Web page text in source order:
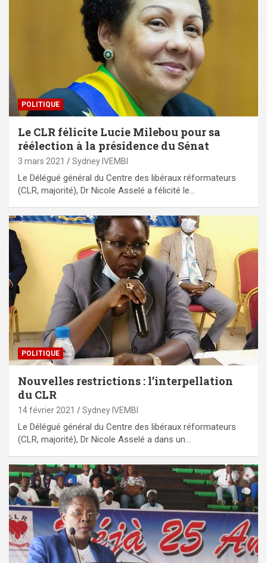
POLITIQUE
Le CLR félicite Lucie Milebou pour sa
réélection à la présidence du Sénat
3 mars 2021 Sydney IVEMBI
Le Délégué général du Centre des libéraux réformateurs
(CLR, majorité), Dr Nicole Asselé a félicité le…
POLITIQUE
Nouvelles restrictions : l’interpellation
du CLR
14 février 2021 Sydney IVEMBI
Le Délégué général du Centre des libéraux réformateurs
(CLR, majorité), Dr Nicole Asselé a dans un…